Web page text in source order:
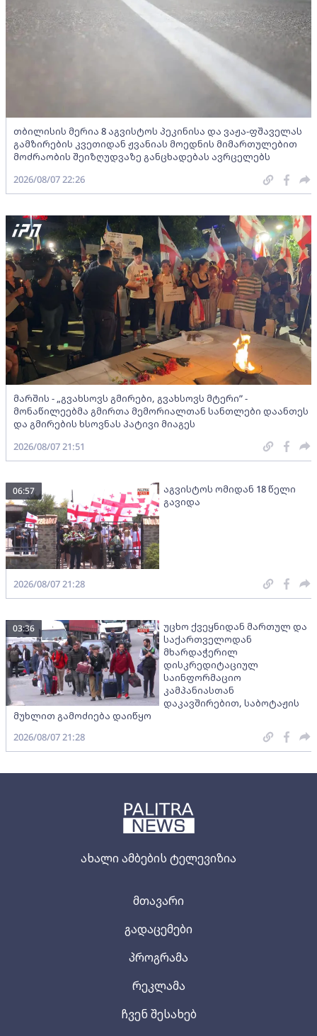
ახალი ამბების ტელევიზია
მთავარი
გადაცემები
პროგრამა
რეკლამა
ჩვენ შესახებ
თბილისის მერია 8 აგვისტოს პეკინისა და ვაჟა-ფშაველას
გამზირების კვეთიდან ჟვანიას მოედნის მიმართულებით
მოძრაობის შეიზღუდვაზე განცხადებას ავრცელებს
2026/08/07 22:26
მარშის - „გვახსოვს გმირები, გვახსოვს მტერი” -
მონაწილეებმა გმირთა მემორიალთან სანთლები დაანთეს
და გმირების ხსოვნას პატივი მიაგეს
2026/08/07 21:51
აგვისტოს ომიდან 18 წელი
გავიდა
06:57
2026/08/07 21:28
უცხო ქვეყნიდან მართულ და
საქართველოდან
მხარდაჭერილ
დისკრედიტაციულ
საინფორმაციო
კამპანიასთან
დაკავშირებით, საბოტაჟის
მუხლით გამოძიება დაიწყო
03:36
2026/08/07 21:28